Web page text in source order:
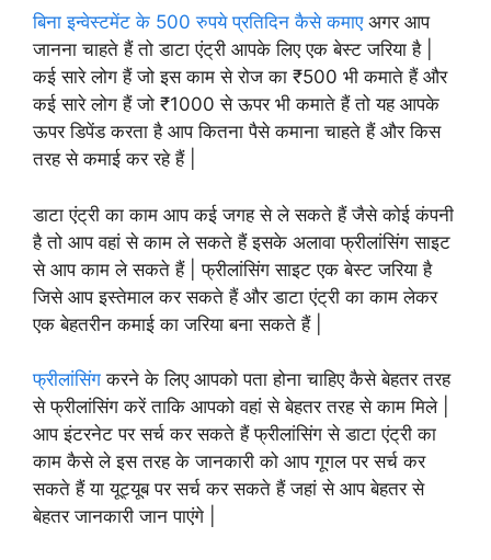
बिना इन्वेस्टमेंट के 500 रुपये प्रतिदिन कैसे कमाएअगर आप
जानना चाहते हैं तो डाटा एंट्री आपके लिए एक बेस्ट जरिया है |
कई सारे लोग हैं जो इस काम से रोज का ₹500 भी कमाते हैं और
कई सारे लोग हैं जो ₹1000 से ऊपर भी कमाते हैं तो यह आपके
ऊपर डिपेंड करता है आप कितना पैसे कमाना चाहते हैं और किस
तरह से कमाई कर रहे हैं |
डाटा एंट्री का काम आप कई जगह से ले सकते हैं जैसे कोई कंपनी
है तो आप वहां से काम ले सकते हैं इसके अलावा फ्रीलांसिंग साइट
से आप काम ले सकते हैं | फ्रीलांसिंग साइट एक बेस्ट जरिया है
जिसे आप इस्तेमाल कर सकते हैं और डाटा एंट्री का काम लेकर
एक बेहतरीन कमाई का जरिया बना सकते हैं |
फ्रीलांसिंग करने के लिए आपको पता होना चाहिए कैसे बेहतर तरह
से फ्रीलांसिंग करें ताकि आपको वहां से बेहतर तरह से काम मिले |
आप इंटरनेट पर सर्च कर सकते हैं फ्रीलांसिंग से डाटा एंट्री का
काम कैसे ले इस तरह के जानकारी को आप गूगल पर सर्च कर
सकते हैं या यूट्यूब पर सर्च कर सकते हैं जहां से आप बेहतर से
बेहतर जानकारी जान पाएंगे |